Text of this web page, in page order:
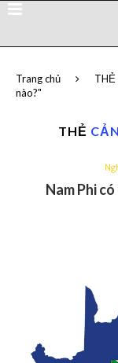
Trang chủ THẺ
nào?"
THẺ
Nam Phi